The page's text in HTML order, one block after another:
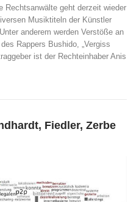
Rechtsanwälte geht derzeit wieder
Musiktiteln der Künstler
Unter anderem werden Verstöße an
Rappers Bushido, „Vergiss
ist der Rechteinhaber Anis
Fiedler, Zerbe